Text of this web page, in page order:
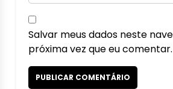
Salvar meus dados neste
próxima vez que eu comentar.